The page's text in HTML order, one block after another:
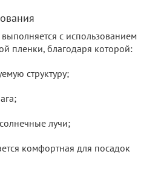
с использованием
пленки, благодаря которой:
структуру;
лучи;
комфортная для посадок